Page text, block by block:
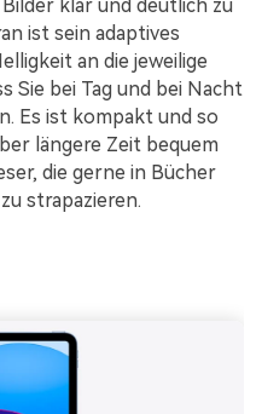
klar und deutlich zu
ist sein adaptives
an die jeweilige
Sie bei Tag und bei Nacht
Es ist kompakt und so
längere Zeit bequem
die gerne in Bücher
strapazieren.